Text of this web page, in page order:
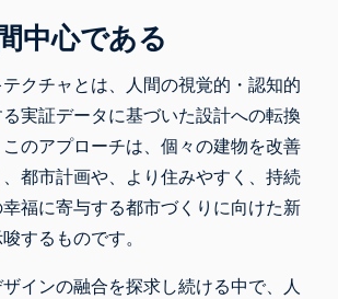
中心である
クチャとは、人間の視覚的・認知的
実証データに基づいた設計への転換
のアプローチは、個々の建物を改善
都市計画や、より住みやすく、持続
福に寄与する都市づくりに向けた新
するものです。
インの融合を探求し続ける中で、人